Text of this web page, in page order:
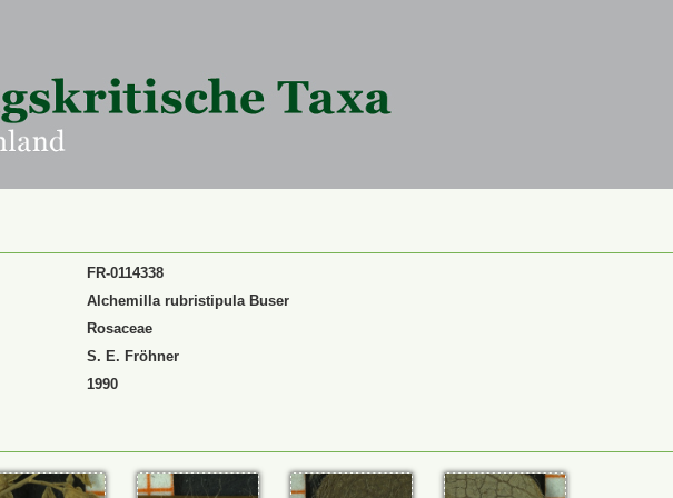
FR-0114338
Alchemilla rubristipula Buser
Rosaceae
S. E. Fröhner
1990